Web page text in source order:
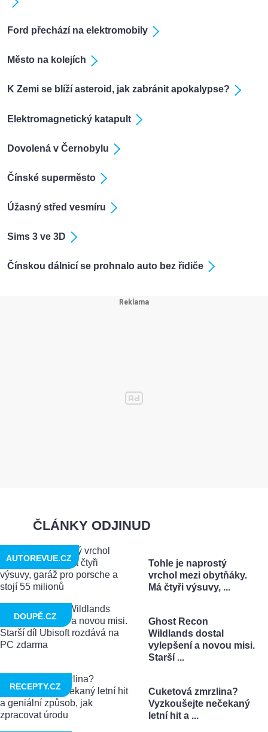
Ford přechází na elektromobily
Město na kolejích
K Zemi se blíží asteroid, jak zabránit apokalypse?
Elektromagnetický katapult
Dovolená v Černobylu
Čínské superměsto
Úžasný střed vesmíru
Sims 3 ve 3D
Čínskou dálnicí se prohnalo auto bez řidiče
ČLÁNKY ODJINUD
Tohle je naprostý
vrchol mezi obytňáky.
Má čtyři výsuvy, ...
AUTOREVUE.CZ
Ghost Recon
Wildlands dostal
vylepšení a novou misi.
Starší ...
DOUPĚ.CZ
Cuketová zmrzlina?
Vyzkoušejte nečekaný
letní hit a ...
RECEPTY.CZ